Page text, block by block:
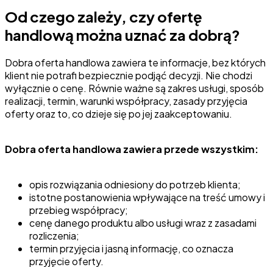
Od czego zależy, czy ofertę
handlową można uznać za dobrą?
Dobra oferta handlowa zawiera te informacje, bez których
klient nie potrafi bezpiecznie podjąć decyzji. Nie chodzi
wyłącznie o cenę. Równie ważne są zakres usługi, sposób
realizacji, termin, warunki współpracy, zasady przyjęcia
oferty oraz to, co dzieje się po jej zaakceptowaniu.
Dobra oferta handlowa zawiera przede wszystkim:
opis rozwiązania odniesiony do potrzeb klienta;
istotne postanowienia wpływające na treść umowy i
przebieg współpracy;
cenę danego produktu albo usługi wraz z zasadami
rozliczenia;
termin przyjęcia i jasną informację, co oznacza
przyjęcie oferty.